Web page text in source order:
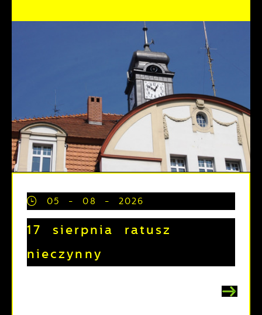
05 - 08 - 2026
17 sierpnia ratusz
nieczynny